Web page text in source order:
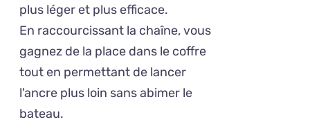
plus léger et plus efficace.
En raccourcissant la chaîne, vous
gagnez de la place dans le coffre
tout en permettant de lancer
l'ancre plus loin sans abimer le
bateau.